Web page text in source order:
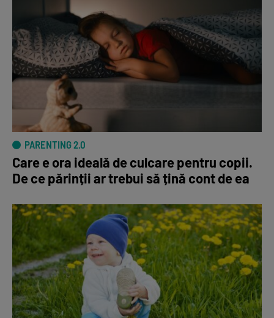
PARENTING 2.0
Care e ora ideală de culcare pentru copii.
De ce părinții ar trebui să țină cont de ea